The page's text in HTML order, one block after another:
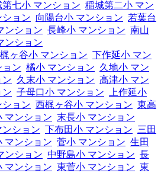
第七小 マンション 稲城第二小 マン
ョン 向陽台小 マンション 若葉台
ンション 長峰小 マンション 南山
ンション
ヶ谷小 マンション 下作延小 マン
ョン 橘小 マンション 久地小 マン
ン 久末小 マンション 高津小 マン
ン 子母口小 マンション
上作延小
ション 西梶ヶ谷小 マンション 東高
マンション 末長小 マンション
ション 下布田小 マンション 三田
マンション 菅小 マンション 生田
ンション 中野島小 マンション 長
マンション 東菅小 マンション 東